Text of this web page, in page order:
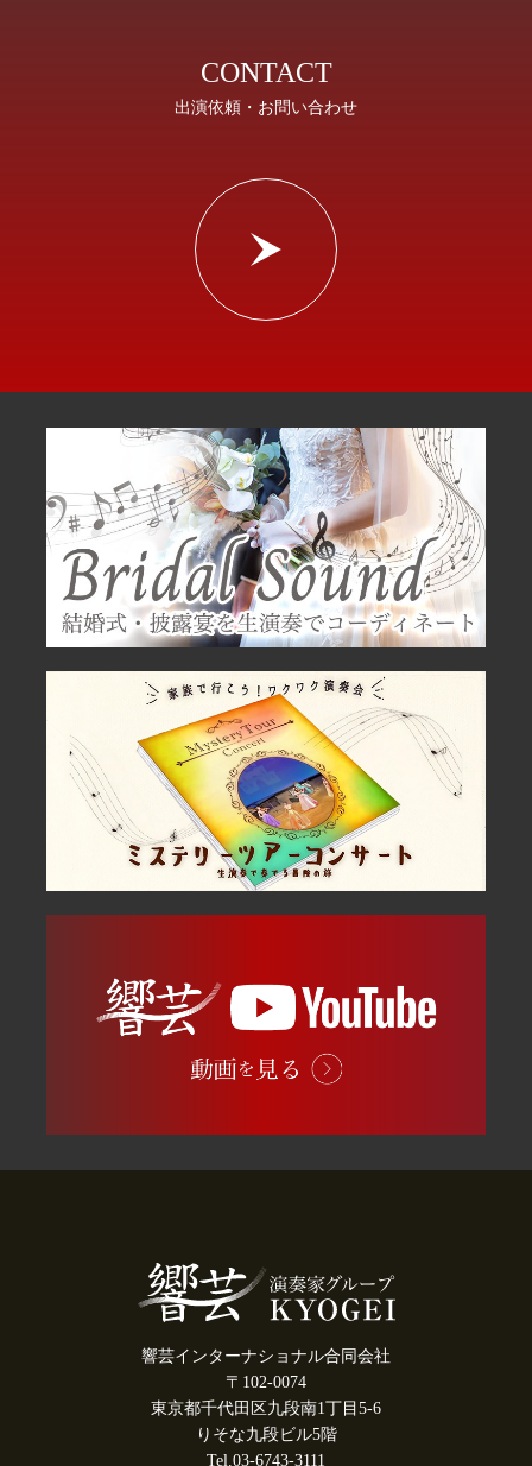
CONTACT
出演依頼・お問い合わせ
響芸インターナショナル合同会社
〒102-0074
東京都千代田区九段南1丁目5-6
りそな九段ビル5階
Tel.03-6743-3111